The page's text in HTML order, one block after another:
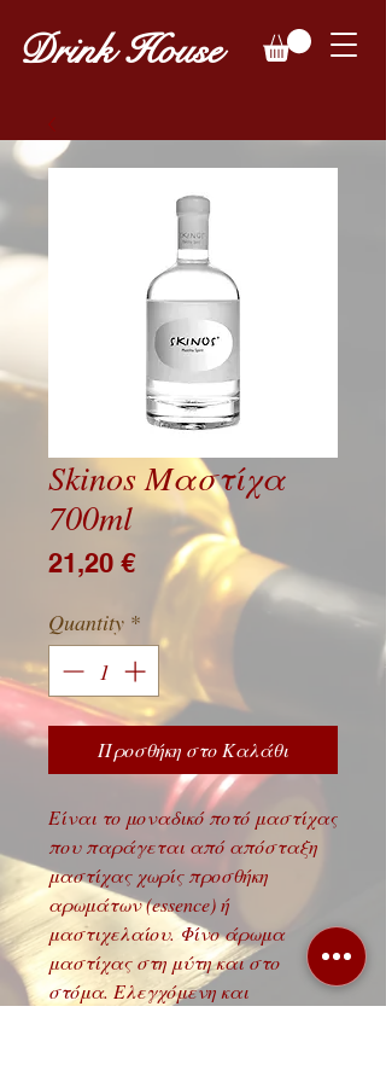
Drink House
Skinos Μαστίχα
700ml
21,20 €Price
Quantity *
Προσθήκη στο Καλάθι
Eίναι το μοναδικό ποτό μαστίχας
που παράγεται από απόσταξη
μαστίχας χωρίς προσθήκη
αρωμάτων (essence) ή
μαστιχελαίου. Φίνο άρωμα
μαστίχας στη μύτη και στο
στόμα. Ελεγχόμενη και